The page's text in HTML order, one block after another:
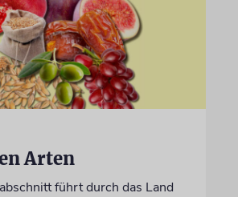
Arten
führt durch das Land